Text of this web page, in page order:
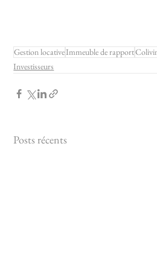
Gestion locativeImmeuble de rapport
Investisseurs
Posts récents